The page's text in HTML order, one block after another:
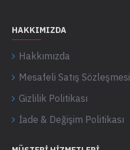
HAKKIMIZDA
Hakkımızda
Mesafeli Satış Sözleşmesi
Gizlilik Politikası
İade & Değişim Politikası